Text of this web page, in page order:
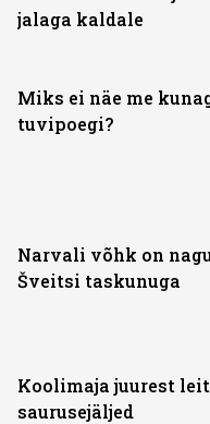
jalaga kaldale
Miks ei näe me
tuvipoegi?
Narvali võhk on
Šveitsi taskunuga
Koolimaja juurest
saurusejäljed